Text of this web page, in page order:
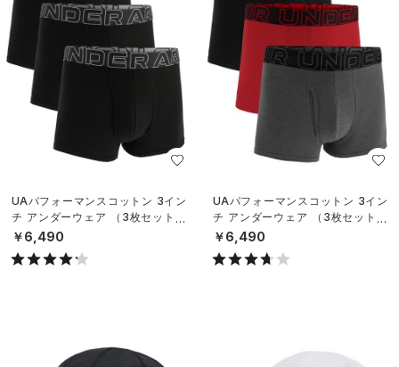
UAパフォーマンスコットン 3イン
チ アンダーウェア （3枚セット）
（トレーニング/MEN）
￥6,490
UAパフォーマンスコットン 3イン
チ アンダーウェア （3枚セット）
（トレーニング/MEN）
￥6,490